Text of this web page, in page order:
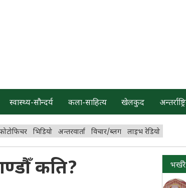
स्वास्थ्य-सौन्दर्य कला-साहित्य खेलकुद
भिडियो अन्तरवार्ता विचार/ब्लग लाइभ रेडियो
कति? भर्खरै